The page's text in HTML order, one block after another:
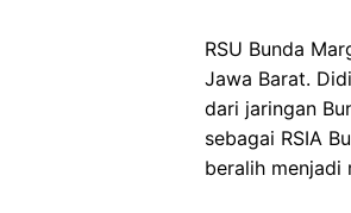
RSU Bunda
Jawa Barat.
dari jaringan
sebagai RSIA
beralih menjadi